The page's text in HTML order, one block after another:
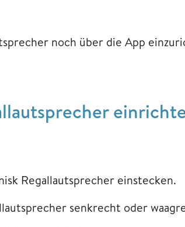
noch über die App
Regallautsprecher einstecken.
senkrecht oder